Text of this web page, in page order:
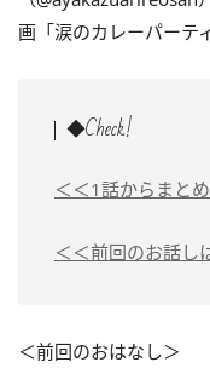
画「涙のカレーパーテ
◆Check!
＜＜1話からまと
＜＜前回のお話し
＜前回のおはなし＞